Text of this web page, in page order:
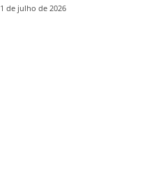
1 de julho de 2026